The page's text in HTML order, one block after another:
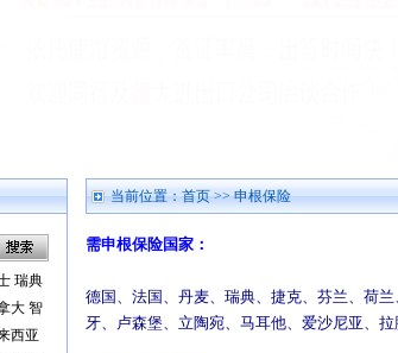
瑞典
大 智
西亚
当前位置：首页>> 申根保险
需申根保险国家：
德国、法国、丹麦、瑞典、捷克、芬兰、荷
牙、卢森堡、立陶宛、马耳他、爱沙尼亚、